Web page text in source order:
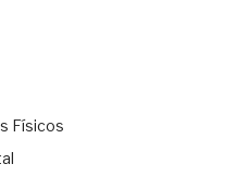
Físicos